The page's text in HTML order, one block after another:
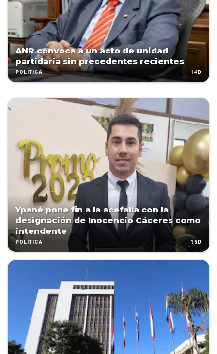
ANR convoca a un acto de unidad
partidaria sin precedentes recientes
POLÍTICA 14D
Ypané pone fin a la acefalía con la
designación de Inocencio Cáceres como
intendente
POLÍTICA 15D